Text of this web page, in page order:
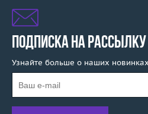
ПОДПИСКА НА РАССЫЛКУ
Узнайте больше о наших